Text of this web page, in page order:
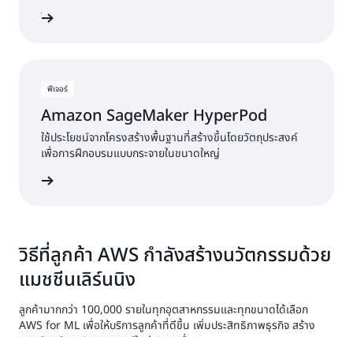
ฟีเจอร์
Amazon SageMaker HyperPod
ใช้ประโยชน์จากโครงสร้างพื้นฐานที่สร้างขึ้นโดยวัตถุประสงค์
เพื่อการฝึกอบรมแบบกระจายในขนาดใหญ่
วิธีที่ลูกค้า AWS กำลังสร้างนวัตกรรมด้วย
แมชชีนเลิร์นนิง
ลูกค้ามากกว่า 100,000 รายในทุกอุตสาหกรรมและทุกขนาดได้เลือก
AWS for ML เพื่อให้บริการลูกค้าที่ดีขึ้น เพิ่มประสิทธิภาพธุรกิจ สร้าง